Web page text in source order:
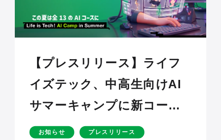
【プレスリリース】ライフ
イズテック、中高生向けAI
サマーキャンプに新コース
「AI × 3Dアバタープロデュ
お知らせ プレスリリース